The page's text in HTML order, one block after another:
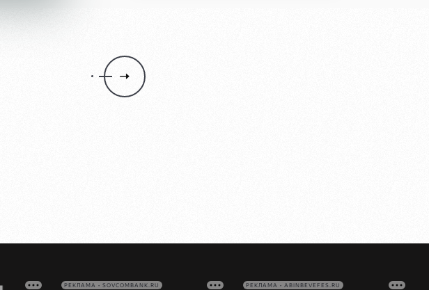
РЕКЛАМА • SOVCOMBANK.RU РЕКЛАМА • ABINBEVEFES.RU